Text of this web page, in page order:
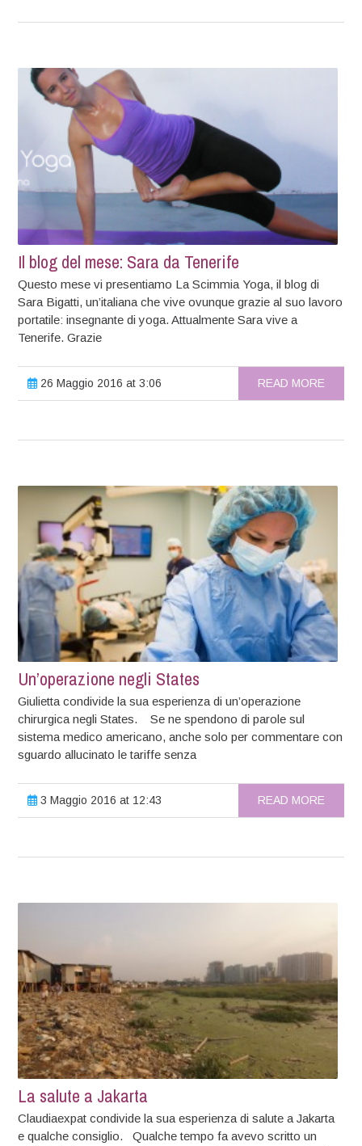
Il blog del mese: Sara da Tenerife
Questo mese vi presentiamo La Scimmia Yoga, il blog di
Sara Bigatti, un’italiana che vive ovunque grazie al suo lavoro
portatile: insegnante di yoga. Attualmente Sara vive a
Tenerife. Grazie
26 Maggio 2016 at 3:06 READ MORE
Un’operazione negli States
Giulietta condivide la sua esperienza di un’operazione
chirurgica negli States. Se ne spendono di parole sul
sistema medico americano, anche solo per commentare con
sguardo allucinato le tariffe senza
3 Maggio 2016 at 12:43 READ MORE
La salute a Jakarta
Claudiaexpat condivide la sua esperienza di salute a Jakarta
e qualche consiglio. Qualche tempo fa avevo scritto un